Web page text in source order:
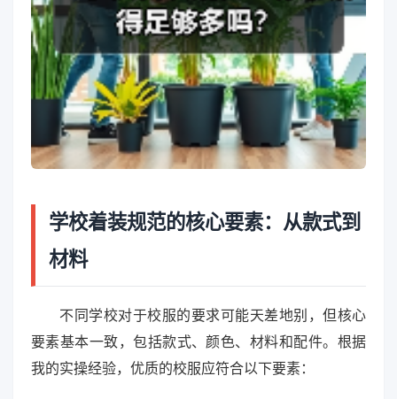
学校着装规范的核心要素：从款式到
材料
不同学校对于校服的要求可能天差地别，但核心
要素基本一致，包括款式、颜色、材料和配件。根据
我的实操经验，优质的校服应符合以下要素：